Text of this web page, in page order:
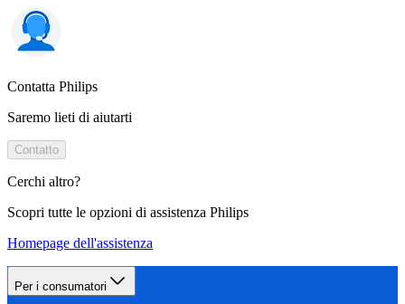
Contatta Philips
Saremo lieti di aiutarti
Contatto
Cerchi altro?
Scopri tutte le opzioni di assistenza Philips
Homepage dell'assistenza
Per i consumatori